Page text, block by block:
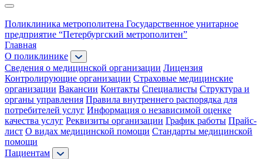
Поликлиника метрополитена Государственное унитарное
предприятие “Петербургский метрополитен”
Главная
О поликлинике
Сведения о медицинской организации Лицензия
Контролирующие организации Страховые медицинские
организации Вакансии Контакты Специалисты Структура и
органы управления Правила внутреннего распорядка для
потребителей услуг Информация о независимой оценке
качества услуг Реквизиты организации График работы Прайс-
лист О видах медицинской помощи Стандарты медицинской
помощи
Пациентам